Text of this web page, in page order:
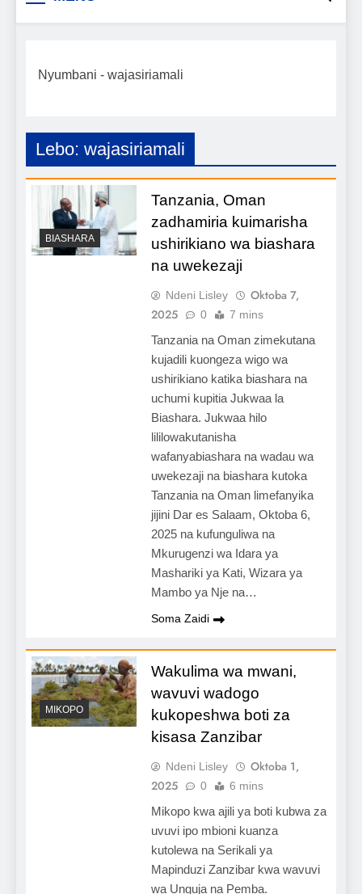
mafanikio yako.
Nyumbani - wajasiriamali
Lebo: wajasiriamali
BIASHARA
Tanzania, Oman
zadhamiria kuimarisha
ushirikiano wa biashara
na uwekezaji
Ndeni Lisley
Oktoba 7,
2025
0 7 mins
Tanzania na Oman zimekutana
kujadili kuongeza wigo wa
ushirikiano katika biashara na
uchumi kupitia Jukwaa la
Biashara. Jukwaa hilo
lililowakutanisha
wafanyabiashara na wadau wa
uwekezaji na biashara kutoka
Tanzania na Oman limefanyika
jijini Dar es Salaam, Oktoba 6,
2025 na kufunguliwa na
Mkurugenzi wa Idara ya
Mashariki ya Kati, Wizara ya
Mambo ya Nje na…
Soma Zaidi
MIKOPO
Wakulima wa mwani,
wavuvi wadogo
kukopeshwa boti za
kisasa Zanzibar
Ndeni Lisley
Oktoba 1,
2025
0 6 mins
Mikopo kwa ajili ya boti kubwa za
uvuvi ipo mbioni kuanza
kutolewa na Serikali ya
Mapinduzi Zanzibar kwa wavuvi
wa Unguja na Pemba.